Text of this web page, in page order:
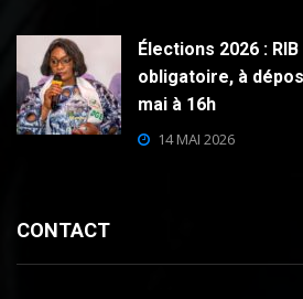
Élections 2026 :
obligatoire, à
mai à 16h
14 MAI 2026
CONTACT